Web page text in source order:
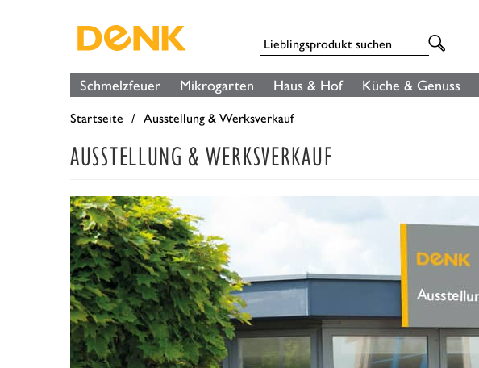
Schmelzfeuer Mikrogarten Haus & Hof Küche & Genuss
Startseite Ausstellung & Werksverkauf
AUSSTELLUNG & WERKSVERKAUF